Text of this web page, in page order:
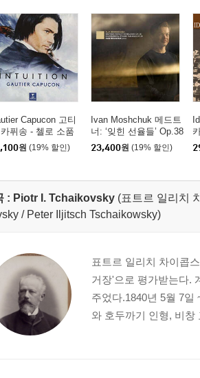
Capucon 고티
퓌송 - 첼로 소품
인투이션' (Intuition)
원 (19% 할인)
Ivan Moshchuk 메드트
너: ‘잊힌 선율들’ Op.38
/ 라흐마니노프: 회화적
연습곡 (Medtner: Forgo
aninov: Etudes-Tablea
23,400원 (19% 할인)
: Piotr I. Tchaikovsky (표트르 일리치
/ Peter Iljitsch Tschaikowsky)
표트르 일리치 차이콥
거장'으로 평가받는다.
주었다.1840년 5월 7
와 호두까기 인형, 비창